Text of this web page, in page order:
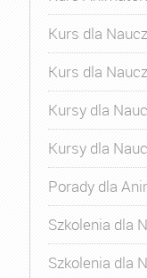
Kurs dla
Kurs dla
Kursy dla
Kursy dla
Porady dla
Szkolenia dla
Szkolenia dla